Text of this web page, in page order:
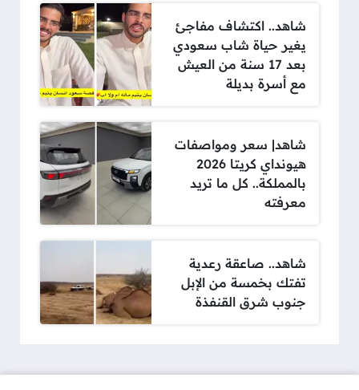
شاهد.. اكتشاف مفاجئ
يغير حياة شاب سعودي
بعد 17 سنة من العيش
مع أسرة بديلة
شاهد| سعر ومواصفات
هيونداي كريتا 2026
بالمملكة.. كل ما تريد
معرفته
شاهد.. صاعقة رعدية
تفتك بخمسة من الإبل
جنوب شرق القنفذة